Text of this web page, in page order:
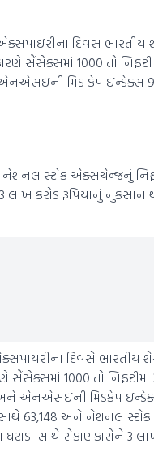
દિવસ ભારતીય
સેંસેક્સમાં 1000 તો
એનએસઇની મિડ કેપ ઇન્ડેક્સ
સ્ટોક એક્સચેન્જનું
3 લાખ કરોડ રૂપિયાનું
દિવસે ભારતીય
સેંસેક્સમાં 1000 તો નિફ્ટીમાં
અને એનએસઇની મિડકેપ
63,148 અને નેશનલ સ્ટોક
સાથે રોકાણકારોને 3